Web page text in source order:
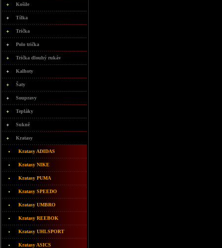
Košile
Tílka
Trička
Polo trička
Trička dlouhý rukáv
Kalhoty
Šaty
Soupravy
Tepláky
Sukně
Kratasy
Kratasy ADIDAS
Kratasy NIKE
Kratasy PUMA
Kratasy SPEEDO
Kratasy UMBRO
Kratasy REEBOK
Kratasy UHLSPORT
Kratasy ASICS